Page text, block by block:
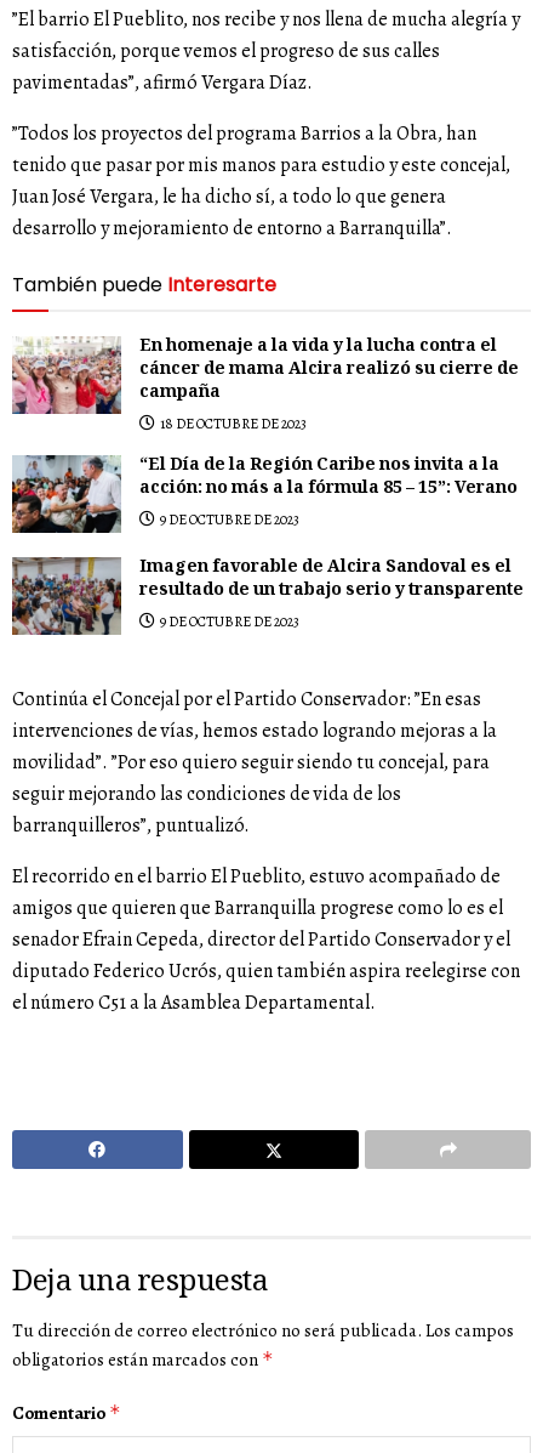
”El barrio El Pueblito, nos recibe y nos llena de mucha alegría y
satisfacción, porque vemos el progreso de sus calles
pavimentadas”, afirmó Vergara Díaz.
”Todos los proyectos del programa Barrios a la Obra, han
tenido que pasar por mis manos para estudio y este concejal,
Juan José Vergara, le ha dicho sí, a todo lo que genera
desarrollo y mejoramiento de entorno a Barranquilla”.
También puede Interesarte
En homenaje a la vida y la lucha contra el
cáncer de mama Alcira realizó su cierre de
campaña
18 DE OCTUBRE DE 2023
“El Día de la Región Caribe nos invita a la
acción: no más a la fórmula 85 – 15”: Verano
9 DE OCTUBRE DE 2023
Imagen favorable de Alcira Sandoval es el
resultado de un trabajo serio y transparente
9 DE OCTUBRE DE 2023
Continúa el Concejal por el Partido Conservador: ”En esas
intervenciones de vías, hemos estado logrando mejoras a la
movilidad”. ”Por eso quiero seguir siendo tu concejal, para
seguir mejorando las condiciones de vida de los
barranquilleros”, puntualizó.
El recorrido en el barrio El Pueblito, estuvo acompañado de
amigos que quieren que Barranquilla progrese como lo es el
senador Efrain Cepeda, director del Partido Conservador y el
diputado Federico Ucrós, quien también aspira reelegirse con
el número C51 a la Asamblea Departamental.
Deja una respuesta
Tu dirección de correo electrónico no será publicada. Los campos
obligatorios están marcados con *
Comentario *